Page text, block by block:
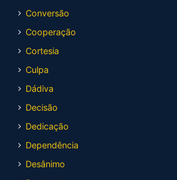
Conversão
Cooperação
Cortesia
Culpa
Dádiva
Decisão
Dedicação
Dependência
Desânimo